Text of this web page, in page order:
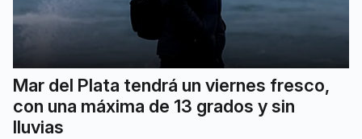
Mar del Plata tendrá un viernes fresco,
con una máxima de 13 grados y sin
lluvias